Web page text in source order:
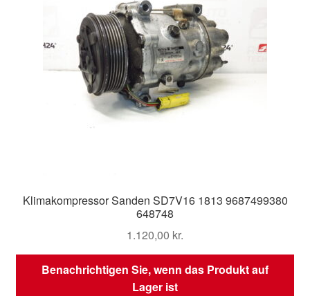
Klimakompressor Sanden SD7V16 1813 9687499380
648748
1.120,00 kr.
Benachrichtigen Sie, wenn das Produkt auf
Lager ist